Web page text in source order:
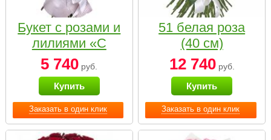
Заказать в один клик
Букет с розами и
лилиями «С
наилучшими
пожеланиями»
5 740 руб.
Купить
Заказать в один клик
51 белая роза
(40 см)
12 740руб.
Купить